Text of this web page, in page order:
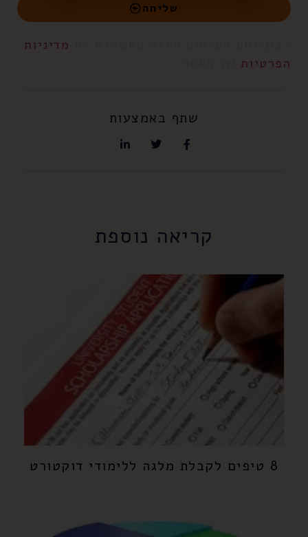
שליחה
מדיניות
הפרטיות
שתף באמצעות
קריאה נוספת
8 טיפים לקבלת מלגה ללימודי דוקטורט